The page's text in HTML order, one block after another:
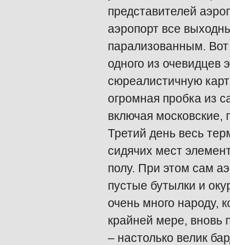
представителей
аэропорт все
парализованным. Вот
одного из очевидцев
сюреалистичную
огромная пробка из
включая
Третий день весь
сидячих мест
полу. При этом сам
пустые бутылки и
очень много народу,
крайней мере, вновь
– настолько велик